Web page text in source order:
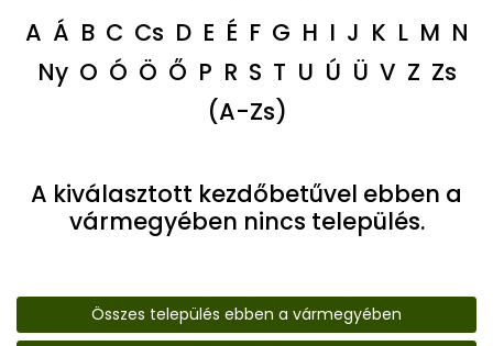
A Á B C Cs D E É F G H I J K L M N
Ny O Ó Ö Ő P R S T U Ú Ü V Z Zs
(A-Zs)
A kiválasztott kezdőbetűvel ebben a
vármegyében nincs település.
Összes település ebben a vármegyében